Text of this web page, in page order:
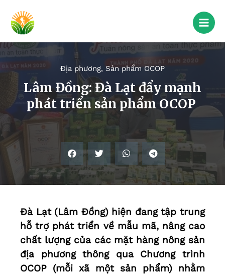
Địa phương, Sản phẩm OCOP
Lâm Đồng: Đà Lạt đẩy mạnh
phát triển sản phẩm OCOP
Đà Lạt (Lâm Đồng) hiện đang tập trung
hỗ trợ phát triển về mẫu mã, nâng cao
chất lượng của các mặt hàng nông sản
địa phương thông qua Chương trình
OCOP (mỗi xã một sản phẩm) nhằm